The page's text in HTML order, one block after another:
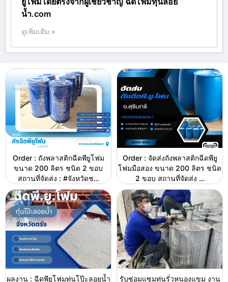
น้ำ.com
ดูเพิ่มเติม »
Order : ถังพลาสติกฉีดพียูโฟม
ขนาด 200 ลิตร ชนิด 2 ขอบ
สถานที่จัดส่ง : #จังหวัดช…
Order : จัดส่งถังพลาสติกฉีดพียู
โฟมมือสอง ขนาด 200 ลิตร ชนิด
2 ขอบ สถานที่จัดส่ง …
ผลงาน : ฉีดพียูโฟมทุ่นโป๊ะลอยน้ำ รับซ่อมแซมทุ่นรั่วหนองแขม งาน